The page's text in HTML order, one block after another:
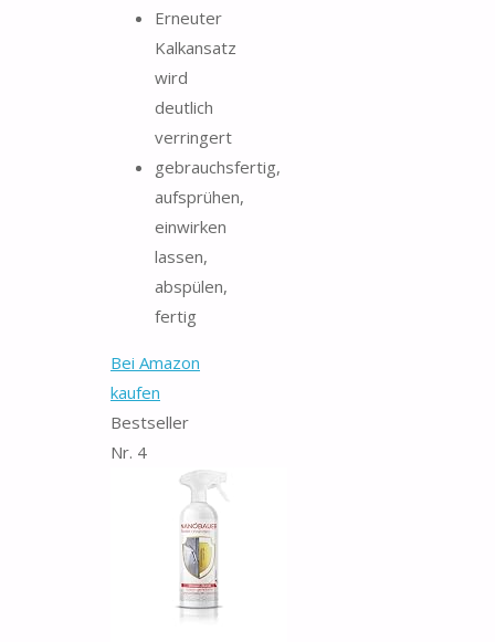
Erneuter
Kalkansatz
wird
deutlich
verringert
gebrauchsfertig,
aufsprühen,
einwirken
lassen,
abspülen,
fertig
Bei Amazon
kaufen
Bestseller
Nr. 4